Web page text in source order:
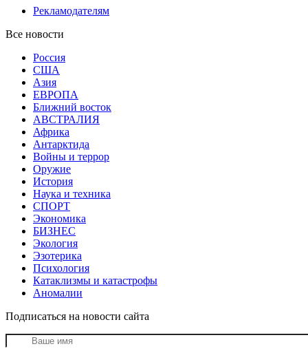
Рекламодателям
Все новости
Россия
США
Азия
ЕВРОПА
Ближний восток
АВСТРАЛИЯ
Африка
Антарктида
Войны и террор
Оружие
История
Наука и техника
СПОРТ
Экономика
БИЗНЕС
Экология
Эзотерика
Психология
Катаклизмы и катастрофы
Аномалии
Подписаться на новости сайта